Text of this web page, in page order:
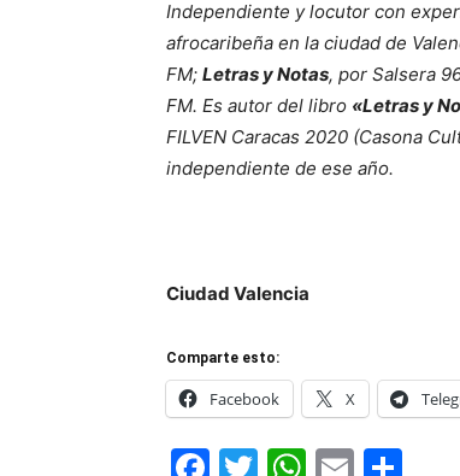
Independiente y locutor con
afrocaribeña en la ciudad de
FM; Letras y Notas, por Salsera
FM. Es autor del libro «Letras y
FILVEN Caracas 2020 (Casona
independiente de ese año.
Ciudad Valencia
Comparte esto:
Facebook X